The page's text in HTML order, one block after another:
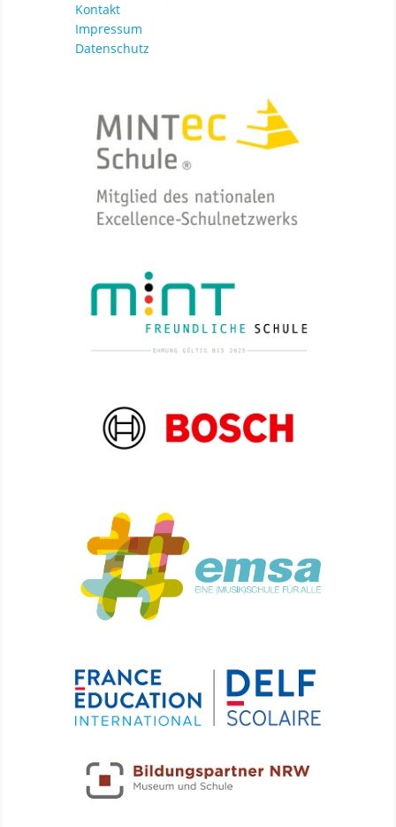
Kontakt
Impressum
Datenschutz